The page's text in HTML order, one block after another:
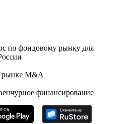
по фондовому рынку для
рынке M&A